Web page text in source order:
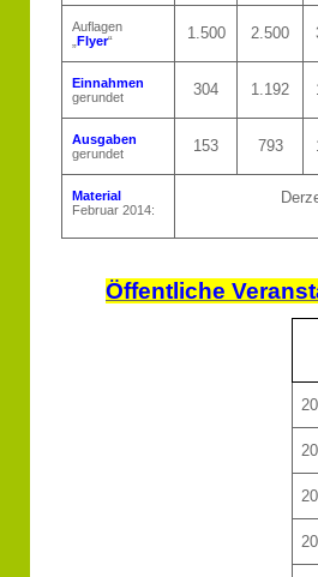
Auflagen
Flyer“ 1.500 2.500
Einnahmen
gerundet
304 1.192
Ausgaben
gerundet
153 793
Material
Februar 2014:
Öffentliche